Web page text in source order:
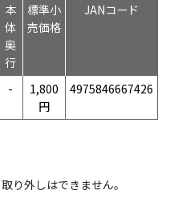
本
体
奥
行
標準小
売価格
JANコード
-
1,800
円
4975846667426
り外しはできません。